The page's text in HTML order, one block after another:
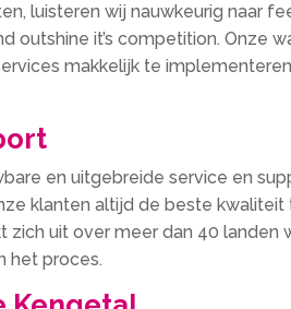
luisteren wij nauwkeurig naar
outshine it’s competition.
makkelijk te
en uitgebreide service en
klanten altijd de beste
zich uit over meer dan 40
het proces.